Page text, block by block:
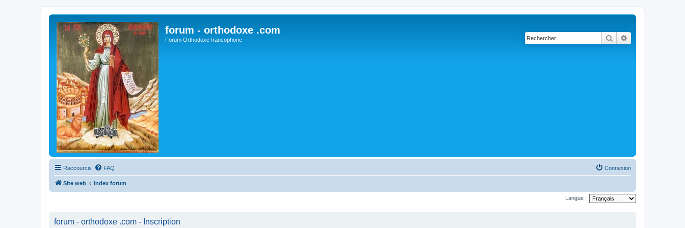
forum - orthodoxe .com
Forum Orthodoxe francophone Rechercher
Raccourcis FAQ Connexion
Site web Index forum
Langue :
forum - orthodoxe .com - Inscription